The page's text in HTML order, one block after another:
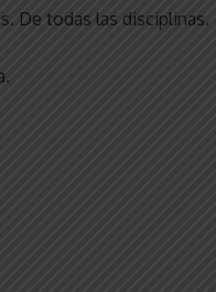
De todas las disciplinas.